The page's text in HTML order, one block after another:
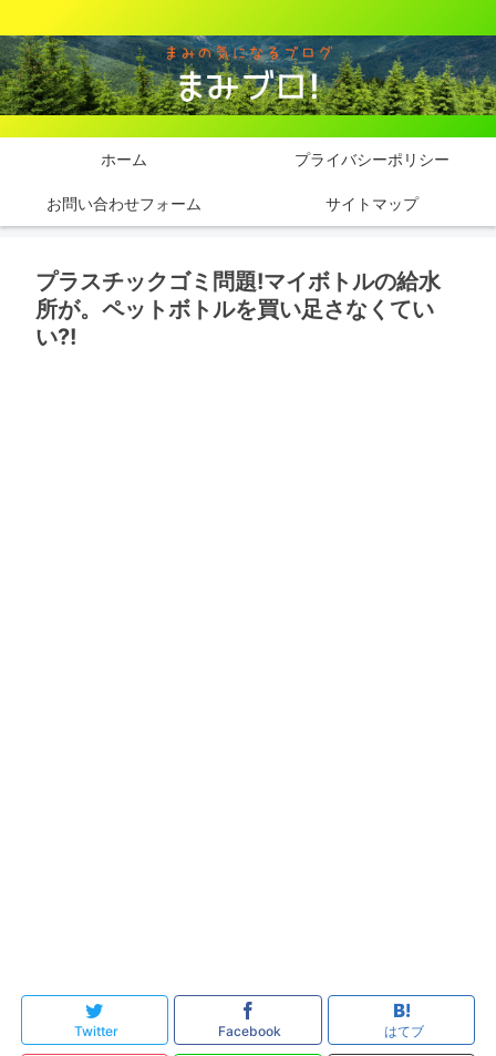
ホーム プライバシーポリシー
お問い合わせフォーム サイトマップ
プラスチックゴミ問題!マイボトルの給水
所が。ペットボトルを買い足さなくてい
い?!
Twitter Facebook はてブ